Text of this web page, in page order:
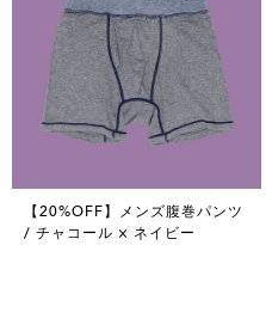
【20%OFF】メンズ腹巻パンツ
/ チャコール × ネイビー